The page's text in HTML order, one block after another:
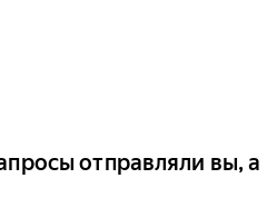
отправляли вы, а